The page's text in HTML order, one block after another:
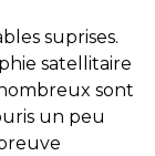
suprises.
satellitaire
sont
un peu